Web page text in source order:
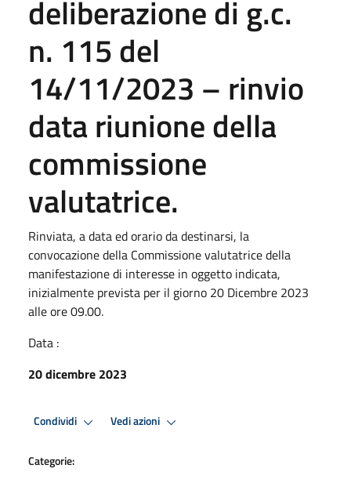
deliberazione di g.c.
n. 115 del
14/11/2023 – rinvio
data riunione della
commissione
valutatrice.
Rinviata, a data ed orario da destinarsi, la
convocazione della Commissione valutatrice della
manifestazione di interesse in oggetto indicata,
inizialmente prevista per il giorno 20 Dicembre 2023
alle ore 09.00.
Data :
20 dicembre 2023
Condividi Vedi azioni
Categorie: